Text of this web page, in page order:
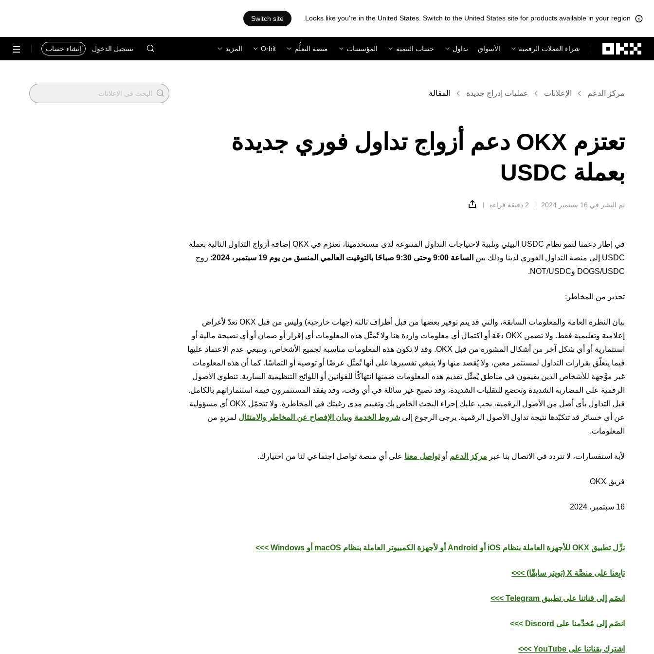
Looks like you're in the United States. Switch to the United States site for products available in your region.
Switch site
شراء العملات الرقمية
الأسواق تداول حساب التنمية المؤسسات منصة التعلُّم Orbit المزيد تسجيل الدخول إنشاء حساب
مركز الدعم الإعلانات عمليات إدراج جديدة المقالة
تعتزم OKX دعم أزواج تداول فوري جديدة
بعملة USDC
تم النشر في ‏16 سبتمبر 2024 2 دقيقة قراءة
في إطار دعمنا لنمو نظام USDC البيئي وتلبيةً لاحتياجات التداول المتنوعة لدى مستخدمينا، نعتزم في OKX إضافة أزواج التداول التالية بعملة
USDC إلى منصة التداول الفوري لدينا وذلك بين
الساعة 9:00 وحتى 9:30 صباحًا بالتوقيت العالمي المنسق من يوم 19 سبتمبر، 2024
: زوج
DOGS/USDC وNOT/USDC.
تحذير من المخاطر:
بيان النظرة العامة والمعلومات السابقة، والتي قد يتم توفير بعضها من قبل أطراف ثالثة (جهات خارجية) وليس من قبل OKX تعدّ لأغراض
إعلامية وتعليمية فقط. ولا تضمن OKX دقة أو اكتمال أي معلومات واردة هنا ولا تُمثّل هذه المعلومات أي إقرار أو ضمان أو أي نصيحة مالية أو
استثمارية أو أي شكل آخر من أشكال المشورة من قبل OKX. وقد لا تكون هذه المعلومات مناسبة لجميع الأشخاص، وينبغي عدم الاعتماد عليها
فيما يتعلّق بقرارات التداول لمستثمر معين، ولا يُقصد منها ولا ينبغي تفسيرها على أنها تُمثّل عرضًا أو توصية أو التماسًا. كما أن هذه المعلومات
غير موَّجهة للأشخاص الذين يقيمون في مناطق يُمثّل تقديم هذه المعلومات ضمنها انتهاكًا للقوانين أو اللوائح التنظيمية السارية. تنطوي الأصول
الرقمية على المضاربة الشديدة وتخضع للتقلبات الشديدة، وقد تصبح غير سائلة في أي وقت، وقد يفقد المستثمرون قيمة استثماراتهم بالكامل.
قبل التداول بأي أصل من الأصول الرقمية، يجب عليك إجراء البحث الخاص بك وتقييم مدى رغبتك في المخاطرة. ولا تتحمّل OKX أي مسؤولية
عن أي خسائر قد تتكبّدها نتيجة تداول الأصول الرقمية. يرجى الرجوع إلى شروط الخدمة وبيان الإفصاح عن المخاطر والامتثال لمزيدٍ من
المعلومات.
لأية استفسارات، لا تتردد في الاتصال بنا عبر مركز الدعم أوتواصل معنا على أي منصة تواصل اجتماعي لنا من اختيارك.
فريق OKX
16 سبتمبر، 2024
نزِّل تطبيق OKX للأجهزة العاملة بنظام iOS أو Android أو لأجهزة الكمبيوتر العاملة بنظام macOS أو Windows >>>
تابِعنا على منصَّة X (تويتر سابقًا) >>>
انضَم إلى قناتنا على تطبيق Telegram >>>
انضَم إلى مُخدِّمنا على Discord >>>
اشترك بقناتنا على YouTube >>>